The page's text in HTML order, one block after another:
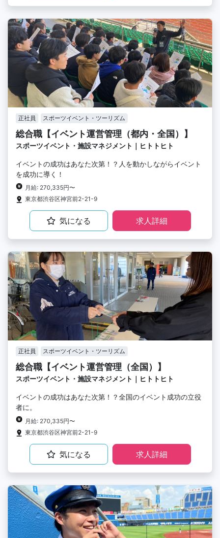
正社員 スポーツイベント・ツーリズム
総合職【イベント運営管理（都内・全国）】
スポーツイベント・施設マネジメント｜ヒトトヒト
イベントの成功はあなた次第！？人を動かしながらイベント
を成功に導く！
月給: 270,335円〜
東京都渋谷区神宮前2-21-9
気になる 求人詳細
正社員 スポーツイベント・ツーリズム
総合職【イベント運営管理（全国）】
スポーツイベント・施設マネジメント｜ヒトトヒト
イベントの成功はあなた次第！？全国のイベント成功の立役
者に。
月給: 270,335円〜
東京都渋谷区神宮前2-21-9
気になる 求人詳細